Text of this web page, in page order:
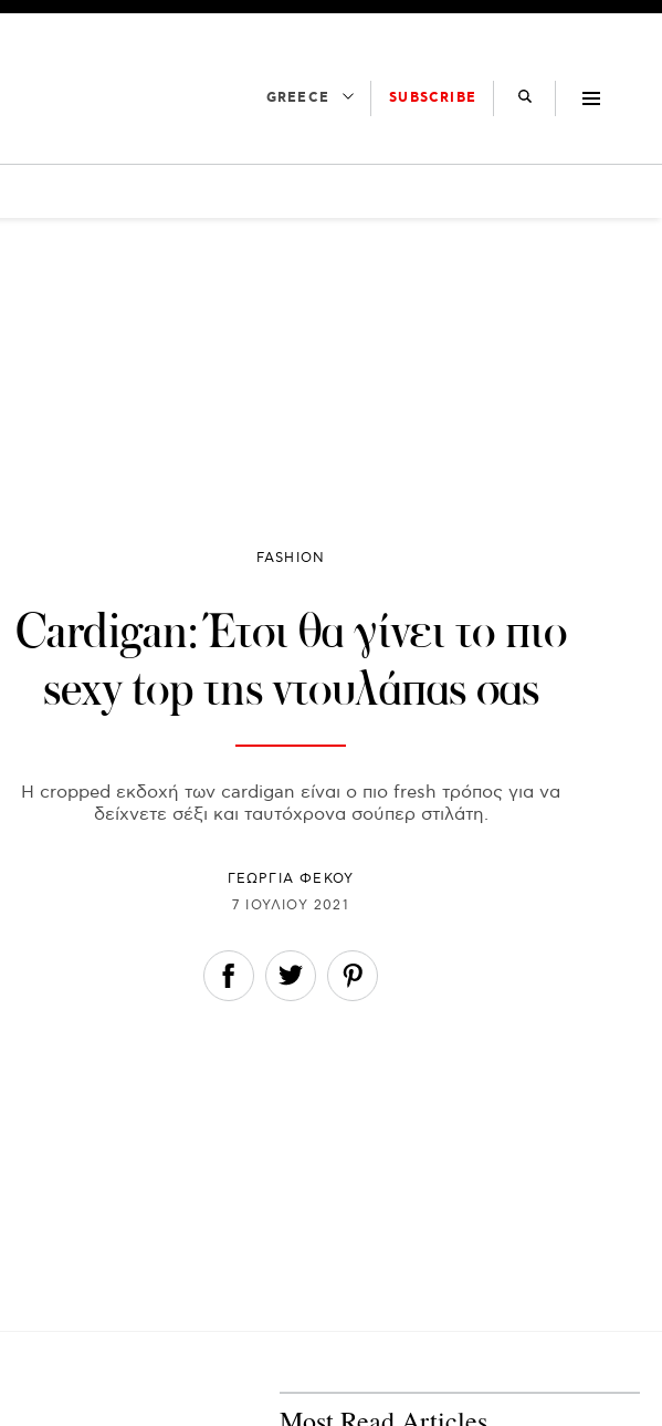
GREECE SUBSCRIBE
FASHION
Cardigan: Έτσι θα γίνει το πιο
sexy top της ντουλάπας σας
Η cropped εκδοχή των cardigan είναι ο πιο fresh τρόπος για να
δείχνετε σέξι και ταυτόχρονα σούπερ στιλάτη.
ΓΕΩΡΓΙΑ ΦΕΚΟΥ
7 ΙΟΥΛΊΟΥ 2021